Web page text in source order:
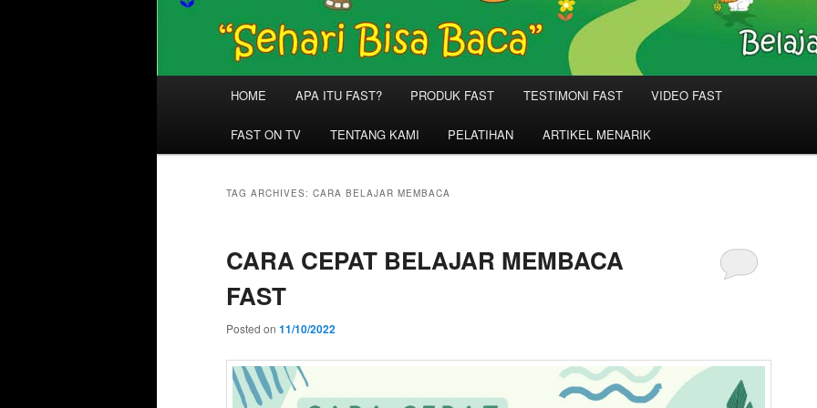
HOME APA ITU FAST? PRODUK FAST TESTIMONI FAST VIDEO FAST
FAST ON TV TENTANG KAMI PELATIHAN ARTIKEL MENARIK
TAG ARCHIVES: CARA BELAJAR MEMBACA
CARA CEPAT BELAJAR MEMBACA
FAST
Posted on 11/10/2022